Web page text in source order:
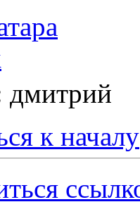
дмитрий
к началу